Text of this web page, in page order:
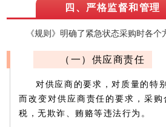
四、严格监督和管理
《规则》明确了紧急状态采购时各
（一）供应商责任
对供应商的要求，对质量的特
而改变对供应商责任的要求，采
税，无欺诈、贿赂等违法行为。